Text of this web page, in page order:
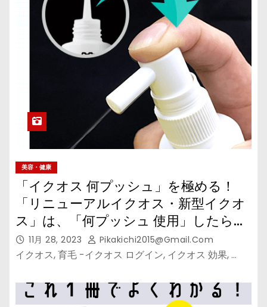
美容・健康
「イクオス 何プッシュ」を極める！
「リニューアルイクオス・新型イクオ
ス」は、「何プッシュ 使用」したらい
いの？
11月 28, 2023 Pikakichi2015@gmail.com
イクオス, 育毛 -イクオス ログイン, イクオス 効果, …